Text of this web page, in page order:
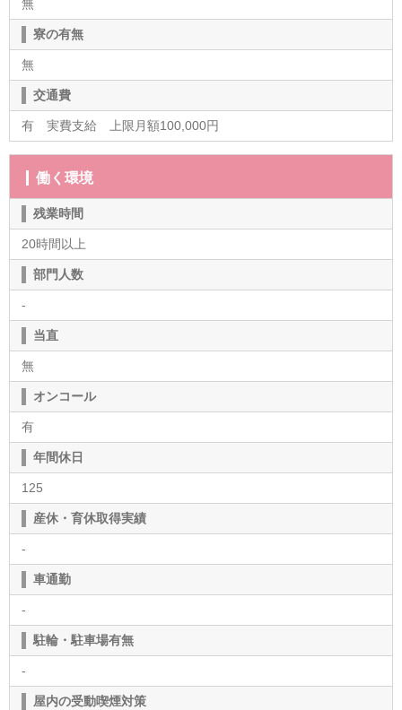
無
寮の有無
無
交通費
有 実費支給 上限月額100,000円
働く環境
残業時間
20時間以上
部門人数
-
当直
無
オンコール
有
年間休日
125
産休・育休取得実績
-
車通勤
-
駐輪・駐車場有無
-
屋内の受動喫煙対策